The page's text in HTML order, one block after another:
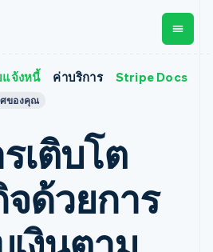
รายรับตาม
แบบแผนล่วง
หน้า
Metronome
การเรียกเก็บ
เงินตามการ
ใช้งาน
การชำระเงิน
ตามรอบบิล
Global
Payouts
เบิกจ่าย
ให้กับ
สาม
ณีใช้งาน
แบบใช้เอเจนต์
มิร์ซ
ประกอบ
รีและ SDK
Apps
บสนุน
สนับสนุน
ศของคุณ
แจ้งหนี้ ค่าบริการ Stripe Docs
เติบโต
ด้วยการ